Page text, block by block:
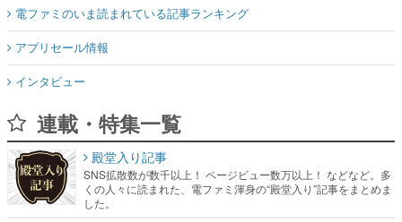
電ファミのいま読まれている記事ランキング
アプリセール情報
インタビュー
連載・特集一覧
殿堂入り記事
SNS拡散数が数千以上！ ページビュー数万以上！ などなど。多
くの人々に読まれた、電ファミ渾身の“殿堂入り”記事をまとめま
した。